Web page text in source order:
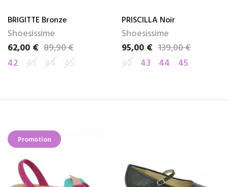
BRIGITTE Bronze
Shoesissime
Prix
62,00 €
Prix de base89,90 €
42 43 44 45
PRISCILLA Noir
Shoesissime
Prix
95,00 €
Prix de base139,00 €
42
43 44 45
Promotion